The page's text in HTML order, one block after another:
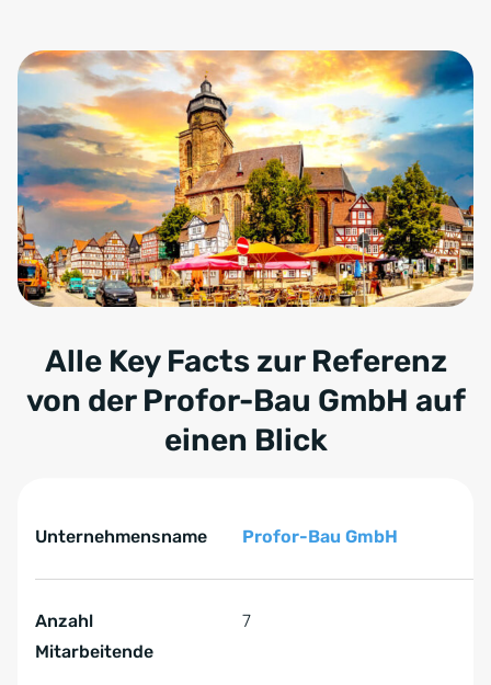
Alle Key Facts zur Referenz
von der Profor-Bau GmbH auf
einen Blick
Unternehmensname
Profor-Bau GmbH
Anzahl
Mitarbeitende
7